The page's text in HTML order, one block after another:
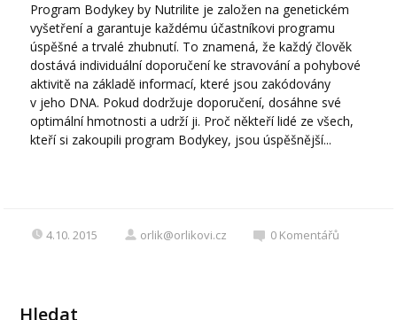
Program Bodykey by Nutrilite je založen na genetickém
vyšetření a garantuje každému účastníkovi programu
úspěšné a trvalé zhubnutí. To znamená, že každý člověk
dostává individuální doporučení ke stravování a pohybové
aktivitě na základě informací, které jsou zakódovány
v jeho DNA. Pokud dodržuje doporučení, dosáhne své
optimální hmotnosti a udrží ji. Proč někteří lidé ze všech,
kteří si zakoupili program Bodykey, jsou úspěšnější...
4.10. 2015 orlik@orlikovi.cz 0 Komentářů
Hledat